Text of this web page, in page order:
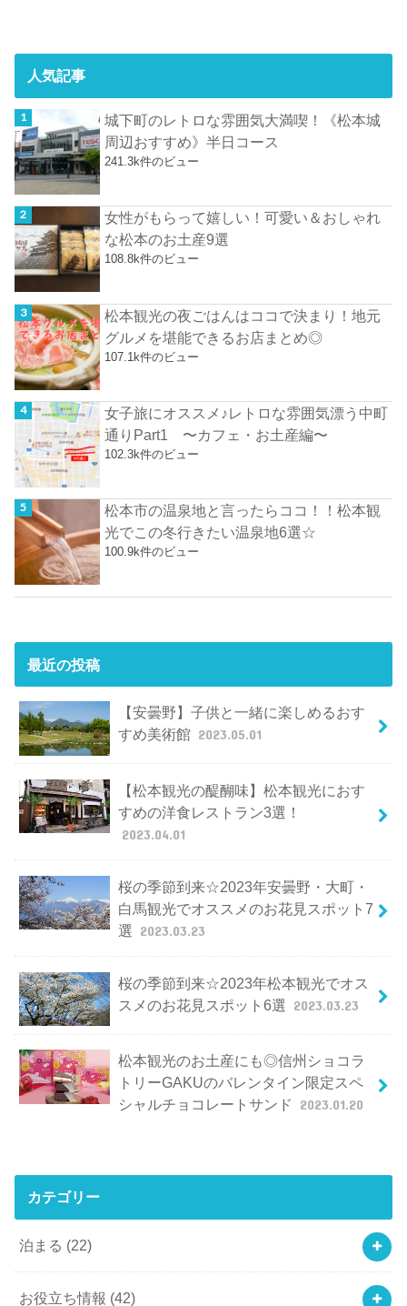
人気記事
城下町のレトロな雰囲気大満喫！《松本城
周辺おすすめ》半日コース
241.3k件のビュー
女性がもらって嬉しい！可愛い＆おしゃれ
な松本のお土産9選
108.8k件のビュー
松本観光の夜ごはんはココで決まり！地元
グルメを堪能できるお店まとめ◎
107.1k件のビュー
女子旅にオススメ♪レトロな雰囲気漂う中町
通りPart1 〜カフェ・お土産編〜
102.3k件のビュー
松本市の温泉地と言ったらココ！！松本観
光でこの冬行きたい温泉地6選☆
100.9k件のビュー
最近の投稿
【安曇野】子供と一緒に楽しめるおす
すめ美術館 2023.05.01
【松本観光の醍醐味】松本観光におす
すめの洋食レストラン3選！
2023.04.01
桜の季節到来☆2023年安曇野・大町・
白馬観光でオススメのお花見スポット7
選 2023.03.23
桜の季節到来☆2023年松本観光でオス
スメのお花見スポット6選 2023.03.23
松本観光のお土産にも◎信州ショコラ
トリーGAKUのバレンタイン限定スペ
シャルチョコレートサンド
2023.01.20
カテゴリー
泊まる (22)
お役立ち情報 (42)